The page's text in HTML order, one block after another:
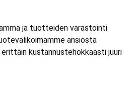
ja tuotteiden varastointi
ansiosta
kustannustehokkaasti juuri